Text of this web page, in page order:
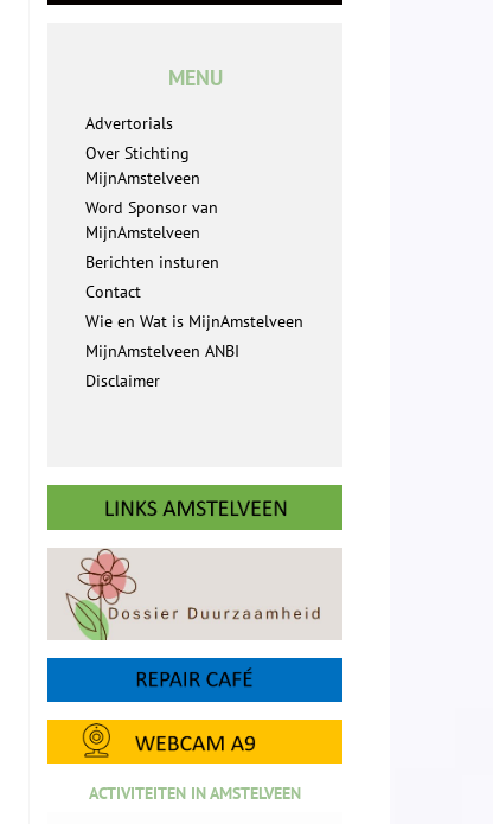
MENU
Advertorials
Over Stichting
MijnAmstelveen
Word Sponsor van
MijnAmstelveen
Berichten insturen
Contact
Wie en Wat is MijnAmstelveen
MijnAmstelveen ANBI
Disclaimer
ACTIVITEITEN IN AMSTELVEEN